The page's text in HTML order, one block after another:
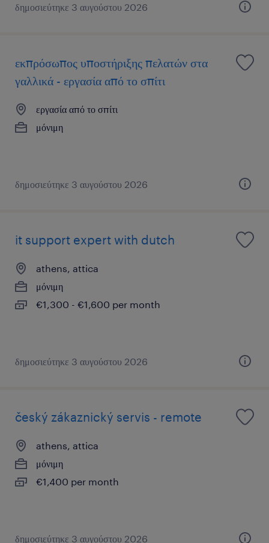
δημοσιεύτηκε 3 αυγούστου 2026
εκπρόσωπος υποστήριξης πελατών στα
γαλλικά - εργασία από το σπίτι
εργασία από το σπίτι
μόνιμη
δημοσιεύτηκε 3 αυγούστου 2026
it support expert with dutch
athens, attica
μόνιμη
€1,300 - €1,600 per month
δημοσιεύτηκε 3 αυγούστου 2026
český zákaznický servis - remote
athens, attica
μόνιμη
€1,400 per month
δημοσιεύτηκε 3 αυγούστου 2026